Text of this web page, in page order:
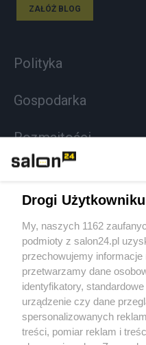
ZAŁÓŻ BLOG
Polityka
Gospodarka
Rozmaitości
Sport
Społeczeństwo
Kultura
Drogi
My, naszych 1162
podmioty z salon24.pl
przechowujemy informacje
przetwarzamy dane
identyfikatory,
urządzenie czy dane
spersonalizowanych
treści, pomiar reklam i